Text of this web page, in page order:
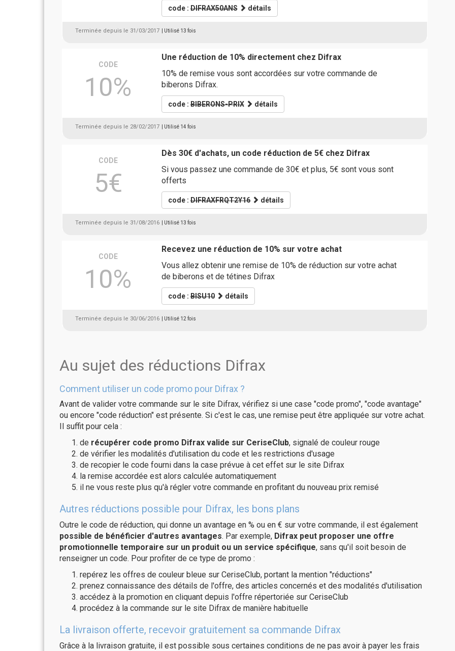
code :DIFRAX50ANS détails
Terminée depuis le 31/03/2017 | Utilisé 13 fois
CODE
10%
Une réduction de 10% directement chez Difrax
10% de remise vous sont accordées sur votre commande de
biberons Difrax.
code :BIBERONS-PRIX détails
Terminée depuis le 28/02/2017 | Utilisé 14 fois
CODE
5€
Dès 30€ d'achats, un code réduction de 5€ chez Difrax
Si vous passez une commande de 30€ et plus, 5€ sont vous sont
offerts
code :DIFRAXFRQT2Y16 détails
Terminée depuis le 31/08/2016 | Utilisé 13 fois
CODE
10%
Recevez une réduction de 10% sur votre achat
Vous allez obtenir une remise de 10% de réduction sur votre achat
de biberons et de tétines Difrax
code :BISU10 détails
Terminée depuis le 30/06/2016 | Utilisé 12 fois
Au sujet des réductions Difrax
Comment utiliser un code promo pour Difrax ?
Avant de valider votre commande sur le site Difrax, vérifiez si une case "code promo", "code avantage"
ou encore "code réduction" est présente. Si c'est le cas, une remise peut être appliquée sur votre achat.
Il suffit pour cela :
de récupérer code promo Difrax valide sur CeriseClub, signalé de couleur rouge
de vérifier les modalités d'utilisation du code et les restrictions d'usage
de recopier le code fourni dans la case prévue à cet effet sur le site Difrax
la remise accordée est alors calculée automatiquement
il ne vous reste plus qu'à régler votre commande en profitant du nouveau prix remisé
Autres réductions possible pour Difrax, les bons plans
Outre le code de réduction, qui donne un avantage en % ou en € sur votre commande, il est également
possible de bénéficier d'autres avantages. Par exemple, Difrax peut proposer une offre
promotionnelle temporaire sur un produit ou un service spécifique, sans qu'il soit besoin de
renseigner un code. Pour profiter de ce type de promo :
repérez les offres de couleur bleue sur CeriseClub, portant la mention "réductions"
prenez connaissance des détails de l'offre, des articles concernés et des modalités d'utilisation
accédez à la promotion en cliquant depuis l'offre répertoriée sur CeriseClub
procédez à la commande sur le site Difrax de manière habituelle
La livraison offerte, recevoir gratuitement sa commande Difrax
Grâce à la livraison gratuite, il est possible sous certaines conditions de ne pas avoir à payer les frais